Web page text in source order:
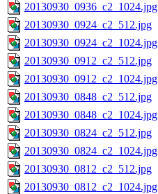
20130930_0936_c2_1024.jpg
20130930_0924_c2_512.jpg
20130930_0924_c2_1024.jpg
20130930_0912_c2_512.jpg
20130930_0912_c2_1024.jpg
20130930_0848_c2_512.jpg
20130930_0848_c2_1024.jpg
20130930_0824_c2_512.jpg
20130930_0824_c2_1024.jpg
20130930_0812_c2_512.jpg
20130930_0812_c2_1024.jpg